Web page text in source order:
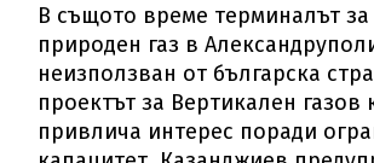
В същото време терминалът за
природен газ в
неизползван от българска
проектът за Вертикален газов
привлича интерес поради